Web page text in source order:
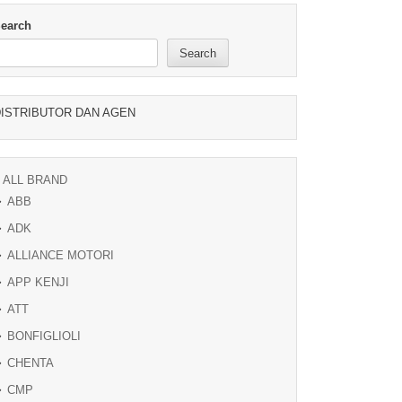
Search
DAN AGEN
ALL BRAND
ABB
ADK
ALLIANCE MOTORI
APP KENJI
ATT
BONFIGLIOLI
CHENTA
CMP